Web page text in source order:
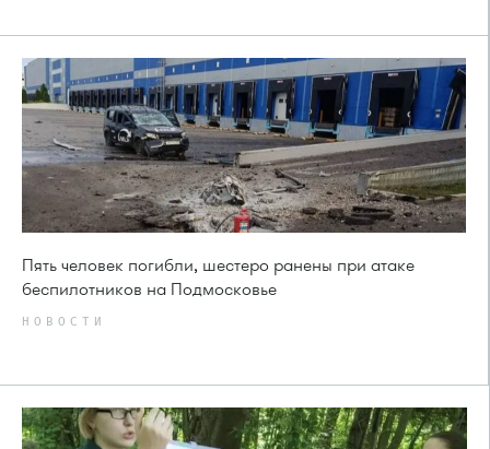
Пять человек погибли, шестеро ранены при атаке
беспилотников на Подмосковье
НОВОСТИ